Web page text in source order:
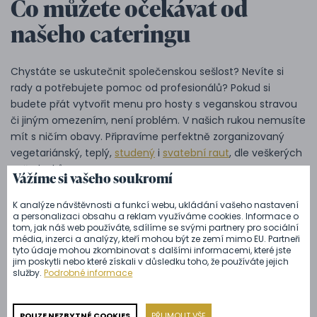
Co můžete očekávat od
našeho cateringu
Chystáte se uskutečnit společenskou sešlost? Nevíte si
rady a potřebujete pomoc od profesionálů? Pokud si
budete přát vytvořit menu pro hosty s veganskou stravou
či jiným omezením, není problém. V našich rukou nemusíte
mít s ničím obavy. Připravíme perfektně zorganizovaný
vegetariánský, teplý, studený i svatební raut, dle veškerých
požadavků.
Od naší cateringové firmy dále můžete využít řadu
doplňkových služeb. Konkrétně se jedná o pomoc s
výběrem kvalitních pokrmů a lokality, špičkový servis od
našeho týmu odborníků po celý čas, zajištění hudby a
výzdoby, závěrečný úklid a mnoho dalších.
místo, které si budete přát.
Náš catering
Vážíme si vašeho soukromí
K analýze návštěvnosti a funkcí webu, ukládání vašeho nastavení
a personalizaci obsahu a reklam využíváme cookies. Informace o
tom, jak náš web používáte, sdílíme se svými partnery pro sociální
média, inzerci a analýzy, kteří mohou být ze zemí mimo EU. Partneři
tyto údaje mohou zkombinovat s dalšími informacemi, které jste
jim poskytli nebo které získali v důsledku toho, že používáte jejich
služby.Podrobné informace